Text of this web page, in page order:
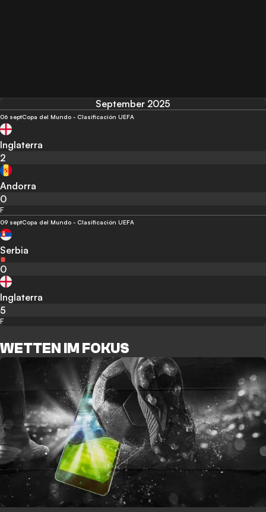
September 2025
06 septCopa del Mundo - Clasificación UEFA
Inglaterra
2
Andorra
0
F
09 septCopa del Mundo - Clasificación UEFA
Serbia
0
Inglaterra
5
F
WETTEN IM FOKUS